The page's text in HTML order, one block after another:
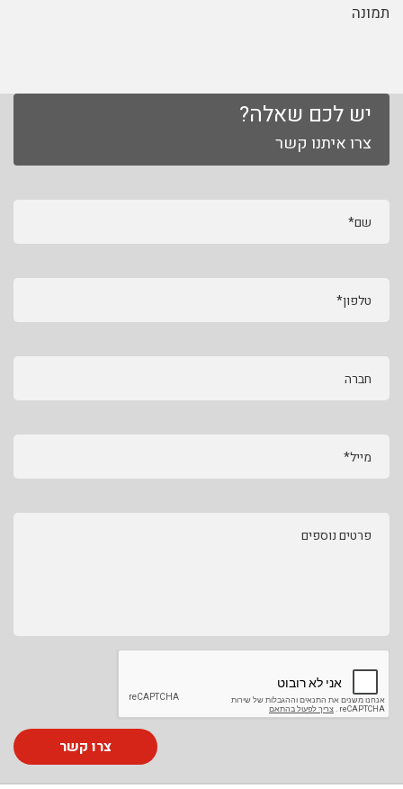
תמונה
יש לכם שאלה?
צרו איתנו קשר
שם*
טלפון*
חברה
מייל*
פרטים נוספים
צרו קשר